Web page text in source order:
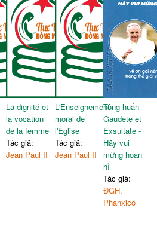
La dignité et
la vocation
de la femme
Tác giả:
Jean Paul II
L'Enseignement
moral de
l'Eglise
Tác giả:
Jean Paul II
Tông huấn
Gaudete et
Exsultate -
Hãy vui
mừng hoan
hỉ
Tác giả:
ĐGH.
Phanxicô